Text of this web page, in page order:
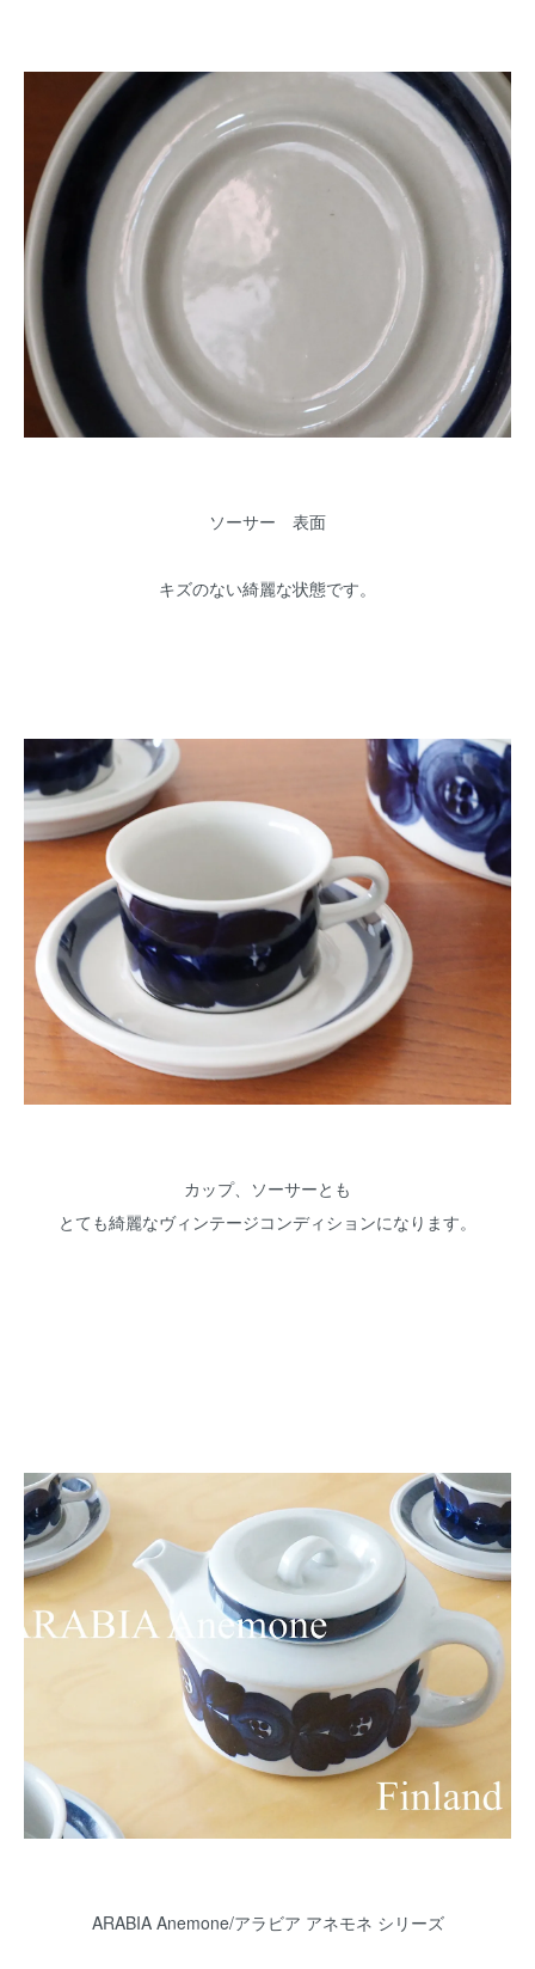
ソーサー 表面
キズのない綺麗な状態です。
カップ、ソーサーとも
とても綺麗なヴィンテージコンディションになります。
ARABIA Anemone/アラビア アネモネ シリーズ